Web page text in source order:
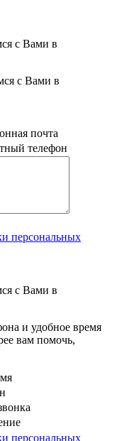
с Вами в
с Вами в
почта
телефон
персональных
с Вами в
и удобное время
вам помочь,
персональных